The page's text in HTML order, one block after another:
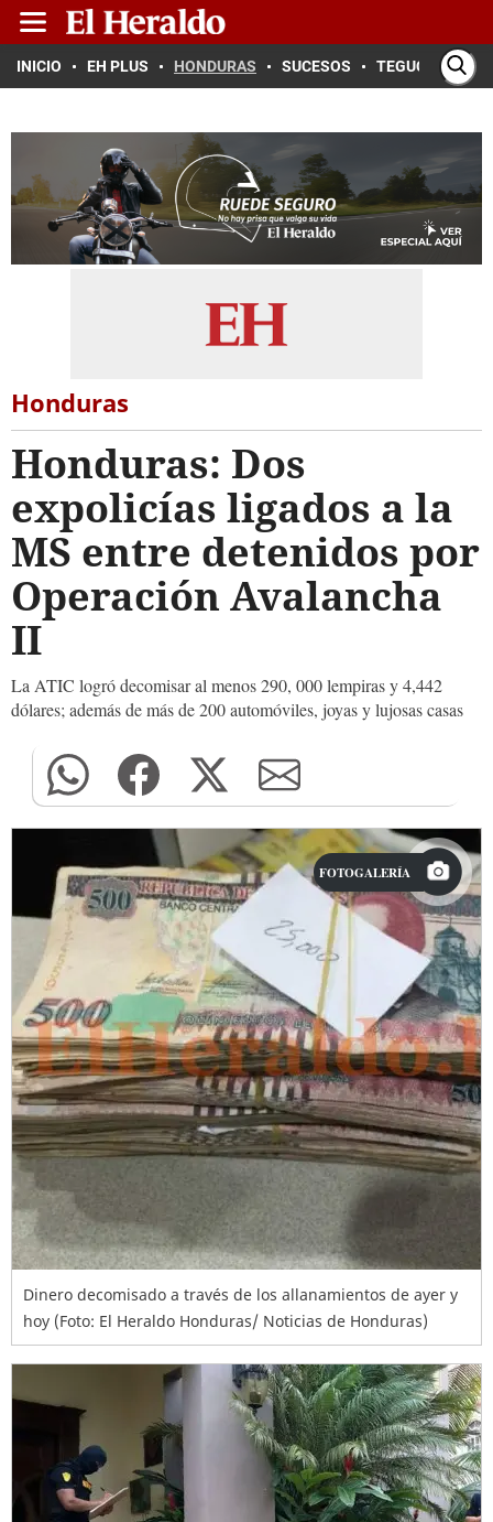
INICIO EH PLUS HONDURAS SUCESOS TEGUCIGALPA
Honduras
Honduras: Dos
expolicías ligados a la
MS entre detenidos por
Operación Avalancha
II
La ATIC logró decomisar al menos 290, 000 lempiras y 4,442
dólares; además de más de 200 automóviles, joyas y lujosas casas
FOTOGALERÍA
Dinero decomisado a través de los allanamientos de ayer y
hoy (Foto: El Heraldo Honduras/ Noticias de Honduras)